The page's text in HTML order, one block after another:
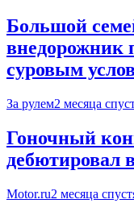
Большой
внедорожник
суровым
За рулем2 месяца
Гоночный
дебютировал
Motor.ru2 месяца